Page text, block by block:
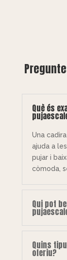
Què és
Una
ajuda a
pujar i
còmoda,
Qui pot
Quins
oferiu?